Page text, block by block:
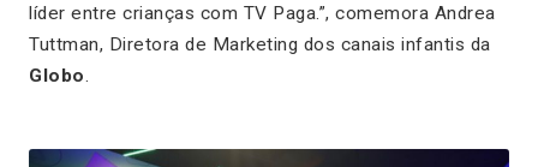
líder entre crianças com TV Paga.”, comemora Andrea
Tuttman, Diretora de Marketing dos canais infantis da
Globo.